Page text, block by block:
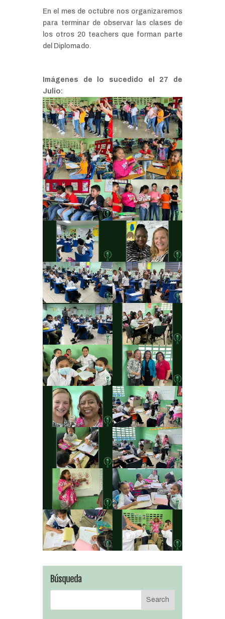
En el mes de octubre nos organizaremos
para terminar de observar las clases de
los otros 20 teachers que forman parte
del Diplomado.
Imágenes de lo sucedido el 27 de
Julio:
Búsqueda